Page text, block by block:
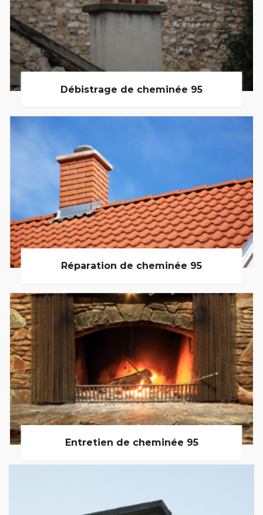
Débistrage de cheminée 95
Réparation de cheminée 95
Entretien de cheminée 95